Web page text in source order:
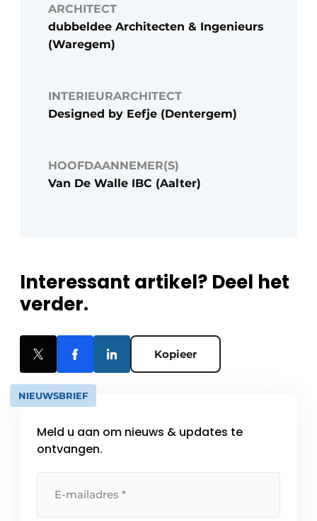
ARCHITECT
dubbeldee Architecten & Ingenieurs
(Waregem)
INTERIEURARCHITECT
Designed by Eefje (Dentergem)
HOOFDAANNEMER(S)
Van De Walle IBC (Aalter)
Interessant artikel? Deel het
verder.
Kopieer
NIEUWSBRIEF
Meld u aan om nieuws & updates te
ontvangen.